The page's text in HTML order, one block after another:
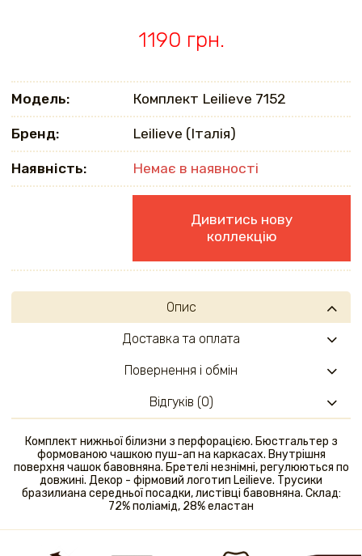
1190 грн.
Модель: Комплект Leilieve 7152
Бренд: Leilieve (Італія)
Наявність: Немає в наявності
Дивитись нову
коллекцію
Опис
Комплект нижньої білизни з перфорацією. Бюстгальтер з
формованою чашкою пуш-ап на каркасах. Внутрішня
поверхня чашок бавовняна. Бретелі незнімні, регулюються по
довжині. Декор - фірмовий логотип Leilieve. Трусики
бразилиана середньої посадки, листівці бавовняна. Склад:
72% поліамід, 28% еластан
Доставка та оплата
Повернення і обмін
Відгуків (0)